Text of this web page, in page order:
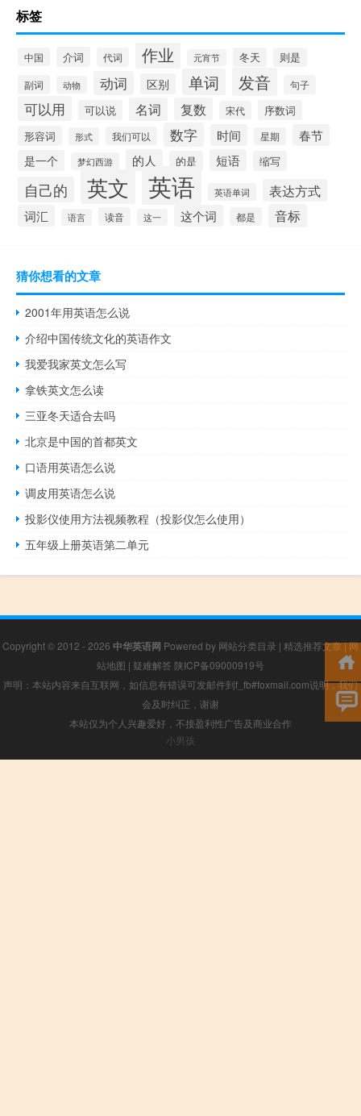
标签
中国 介词 代词 作业 元宵节 冬天
则是
副词
动物 动词 区别 单词 发音 句子
可以用 可以说 名词 复数 宋代
序数词
形容词
形式 我们可以 数字 时间 星期 春节
是一个 梦幻西游 的人 的是 短语 缩写
自己的 英文 英语 英语单词 表达方式
词汇 语言 读音 这一 这个词 都是 音标
猜你想看的文章
2001年用英语怎么说
介绍中国传统文化的英语作文
我爱我家英文怎么写
拿铁英文怎么读
三亚冬天适合去吗
北京是中国的首都英文
口语用英语怎么说
调皮用英语怎么说
投影仪使用方法视频教程（投影仪怎么使用）
五年级上册英语第二单元
Copyright © 2012 - 2026 中华英语网 Powered by 网站分类目录 | 精选推荐文章|网
站地图 | 疑难解答 陕ICP备09000919号
声明：本站内容来自互联网，如信息有错误可发邮件到f_fb#foxmail.com说明，我们
会及时纠正，谢谢
本站仅为个人兴趣爱好，不接盈利性广告及商业合作
小男孩